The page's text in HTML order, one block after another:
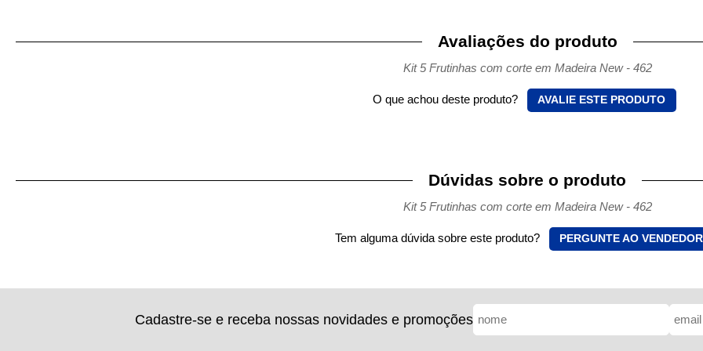
Avaliações do produto
Kit 5 Frutinhas com corte em Madeira New - 462
O que achou deste produto? AVALIE ESTE PRODUTO
Dúvidas sobre o produto
Kit 5 Frutinhas com corte em Madeira New - 462
Tem alguma dúvida sobre este produto? PERGUNTE AO VENDEDOR
Cadastre-se e receba nossas novidades e promoções